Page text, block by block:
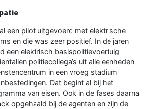
een pilot uitgevoerd met elektrische
en die was zeer positief. In de jaren
een elektrisch basispolitievoertuig
politiecollega’s uit alle eenheden
in een vroeg stadium
Dat begint al bij het
van eisen. Ook in de fases daarna
opgehaald bij de agenten en zijn de